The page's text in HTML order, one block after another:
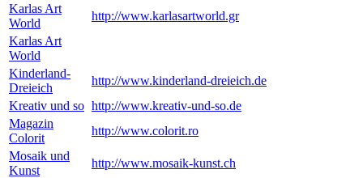
Karlas Art
World
http://www.karlasartworld.gr
Karlas Art
World
Kinderland-
Dreieich
http://www.kinderland-dreieich.de
Kreativ und so http://www.kreativ-und-so.de
Magazin
Colorit
http://www.colorit.ro
Mosaik und
Kunst
http://www.mosaik-kunst.ch